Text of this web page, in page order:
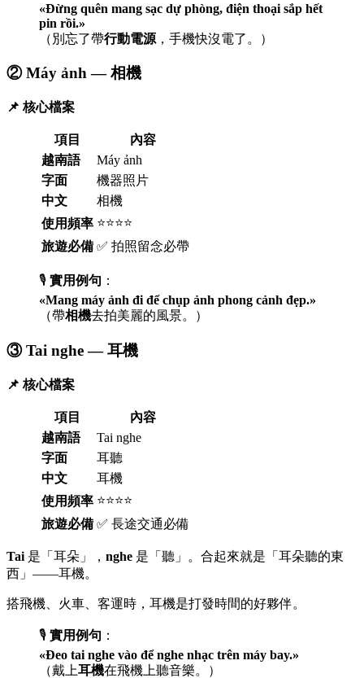
«Đừng quên mang sạc dự phòng, điện thoại sắp hết
pin rồi.»
（別忘了帶行動電源 ，手機快沒電了。）
② Máy ảnh — 相機
📌 核心檔案
項目
內容
越南語
Máy ảnh
字面
機器照片
中文
相機
使用頻率 ⭐⭐⭐⭐
旅遊必備 ✅ 拍照留念必帶
🎙️ 實用例句 ：
«Mang máy ảnh đi để chụp ảnh phong cảnh đẹp.»
（帶相機去拍美麗的風景。）
③ Tai nghe — 耳機
📌 核心檔案
項目
內容
越南語
Tai nghe
字面
耳聽
中文
耳機
使用頻率 ⭐⭐⭐⭐
旅遊必備 ✅ 長途交通必備
Tai 是「耳朵」， nghe 是「聽」。合起來就是「耳朵聽的東
西」——耳機。
搭飛機、火車、客運時，耳機是打發時間的好夥伴。
🎙️ 實用例句 ：
«Đeo tai nghe vào để nghe nhạc trên máy bay.»
（戴上耳機在飛機上聽音樂。）